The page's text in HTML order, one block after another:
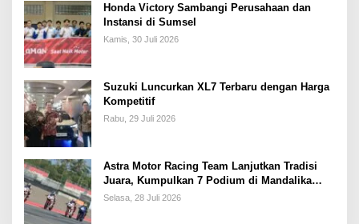
Honda Victory Sambangi Perusahaan dan
Instansi di Sumsel
Kamis, 30 Juli 2026
Suzuki Luncurkan XL7 Terbaru dengan Harga
Kompetitif
Rabu, 29 Juli 2026
Astra Motor Racing Team Lanjutkan Tradisi
Juara, Kumpulkan 7 Podium di Mandalika
Racing Series Putaran ke 3
Selasa, 28 Juli 2026